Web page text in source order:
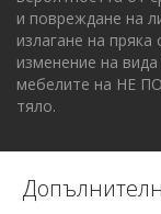
и повреждане на
излагане на
изменение на
мебелите на НЕ
тяло.